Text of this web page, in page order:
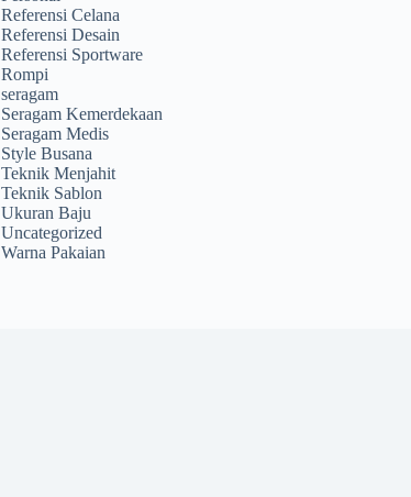
Referensi Celana
Referensi Desain
Referensi Sportware
Rompi
seragam
Seragam Kemerdekaan
Seragam Medis
Style Busana
Teknik Menjahit
Teknik Sablon
Ukuran Baju
Uncategorized
Warna Pakaian